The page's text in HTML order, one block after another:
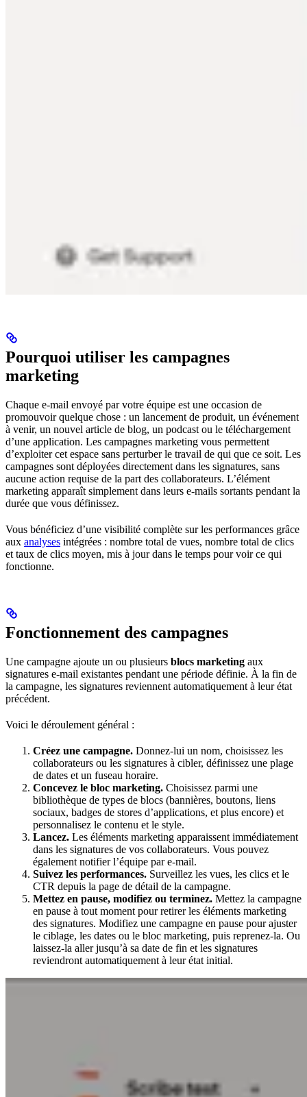
Pourquoi utiliser les campagnes
marketing
Chaque e-mail envoyé par votre équipe est une occasion de
promouvoir quelque chose : un lancement de produit, un événement
à venir, un nouvel article de blog, un podcast ou le téléchargement
d’une application. Les campagnes marketing vous permettent
d’exploiter cet espace sans perturber le travail de qui que ce soit. Les
campagnes sont déployées directement dans les signatures, sans
aucune action requise de la part des collaborateurs. L’élément
marketing apparaît simplement dans leurs e-mails sortants pendant la
durée que vous définissez.
Vous bénéficiez d’une visibilité complète sur les performances grâce
aux analyses intégrées : nombre total de vues, nombre total de clics
et taux de clics moyen, mis à jour dans le temps pour voir ce qui
fonctionne.
Fonctionnement des campagnes
Une campagne ajoute un ou plusieurs blocs marketing aux
signatures e-mail existantes pendant une période définie. À la fin de
la campagne, les signatures reviennent automatiquement à leur état
précédent.
Voici le déroulement général :
Créez une campagne. Donnez-lui un nom, choisissez les
collaborateurs ou les signatures à cibler, définissez une plage
de dates et un fuseau horaire.
Concevez le bloc marketing. Choisissez parmi une
bibliothèque de types de blocs (bannières, boutons, liens
sociaux, badges de stores d’applications, et plus encore) et
personnalisez le contenu et le style.
Lancez. Les éléments marketing apparaissent immédiatement
dans les signatures de vos collaborateurs. Vous pouvez
également notifier l’équipe par e-mail.
Suivez les performances. Surveillez les vues, les clics et le
CTR depuis la page de détail de la campagne.
Mettez en pause, modifiez ou terminez. Mettez la campagne
en pause à tout moment pour retirer les éléments marketing
des signatures. Modifiez une campagne en pause pour ajuster
le ciblage, les dates ou le bloc marketing, puis reprenez-la. Ou
laissez-la aller jusqu’à sa date de fin et les signatures
reviendront automatiquement à leur état initial.